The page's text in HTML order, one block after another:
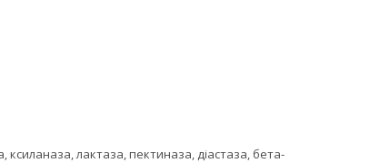
лактаза, пектиназа, діастаза, бета-